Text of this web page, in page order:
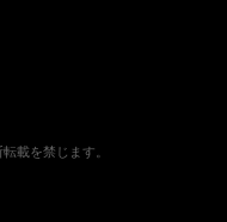
載を禁じます。